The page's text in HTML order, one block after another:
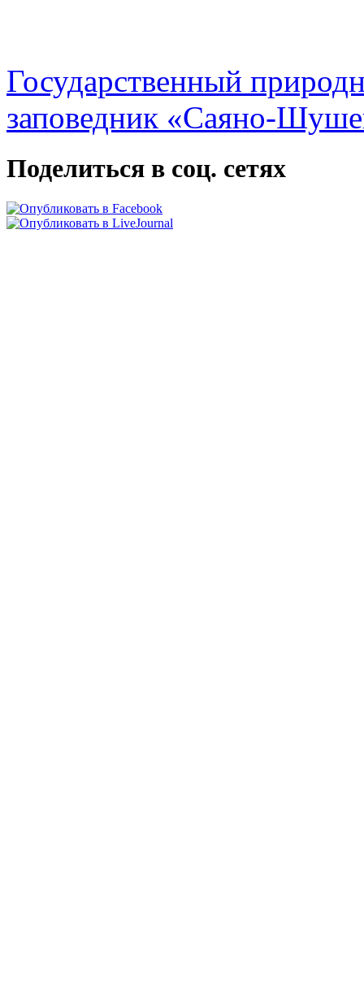
Государственный
заповедник «Саяно-
Поделиться в соц. сетях